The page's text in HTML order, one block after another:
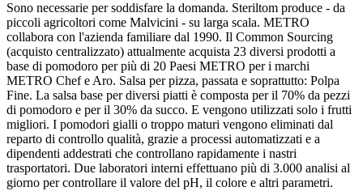
Sono necessarie per soddisfare la domanda. Steriltom produce - da
piccoli agricoltori come Malvicini - su larga scala. METRO
collabora con l'azienda familiare dal 1990. Il Common Sourcing
(acquisto centralizzato) attualmente acquista 23 diversi prodotti a
base di pomodoro per più di 20 Paesi METRO per i marchi
METRO Chef e Aro. Salsa per pizza, passata e soprattutto: Polpa
Fine. La salsa base per diversi piatti è composta per il 70% da pezzi
di pomodoro e per il 30% da succo. E vengono utilizzati solo i frutti
migliori. I pomodori gialli o troppo maturi vengono eliminati dal
reparto di controllo qualità, grazie a processi automatizzati e a
dipendenti addestrati che controllano rapidamente i nastri
trasportatori. Due laboratori interni effettuano più di 3.000 analisi al
giorno per controllare il valore del pH, il colore e altri parametri.